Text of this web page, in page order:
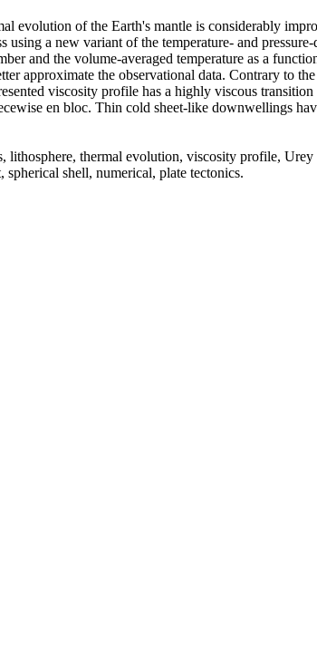
evolution of the Earth's mantle is considerably
a new variant of the temperature- and
and the volume-averaged temperature as a
approximate the observational data. Contrary to
viscosity profile has a highly viscous
en bloc. Thin cold sheet-like downwellings
lithosphere, thermal evolution, viscosity profile,
shell, numerical, plate tectonics.